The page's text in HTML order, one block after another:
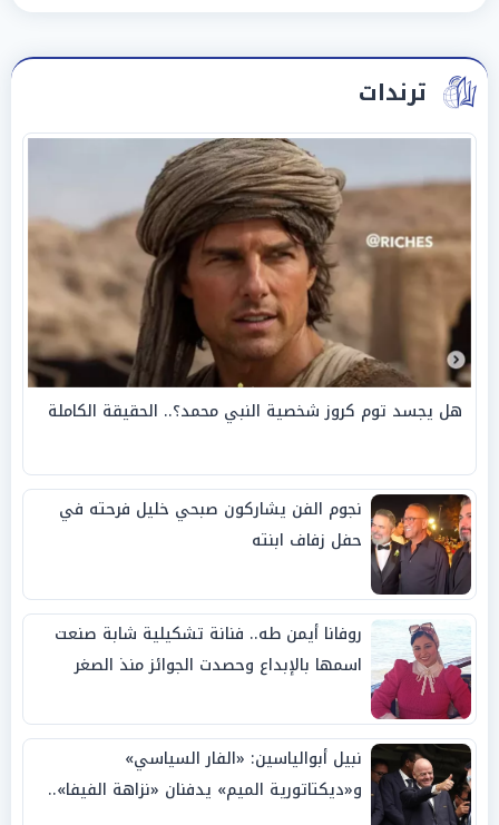
ترندات
هل يجسد توم كروز شخصية النبي محمد؟.. الحقيقة الكاملة
نجوم الفن يشاركون صبحي خليل فرحته في
حفل زفاف ابنته
روفانا أيمن طه.. فنانة تشكيلية شابة صنعت
اسمها بالإبداع وحصدت الجوائز منذ الصغر
نبيل أبوالياسين: «الفار السياسي»
و«ديكتاتورية الميم» يدفنان «نزاهة الفيفا»..